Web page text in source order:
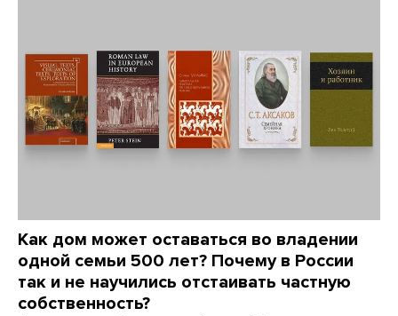
Как дом может оставаться во владении
одной семьи 500 лет? Почему в России
так и не научились отстаивать частную
собственность?